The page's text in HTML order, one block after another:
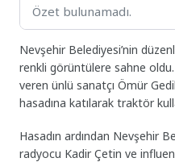
Özet bulunamadı.
Nevşehir Belediyesi’nin
renkli görüntülere sahne
veren ünlü sanatçı Ömür
hasadına katılarak traktör
Hasadın ardından Nevşehir
radyocu Kadir Çetin ve